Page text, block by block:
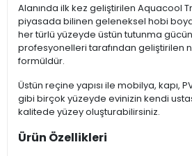
Alanında ilk kez geliştirilen Aquacool
piyasada bilinen geleneksel hobi
her türlü yüzeyde üstün tutunma
profesyonelleri tarafından geliştirilen
formüldür.
Üstün reçine yapısı ile mobilya, kapı,
gibi birçok yüzeyde evinizin kendi
kalitede yüzey oluşturabilirsiniz.
Ürün Özellikleri